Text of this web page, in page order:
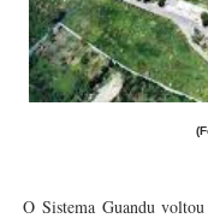
O Sistema Guandu